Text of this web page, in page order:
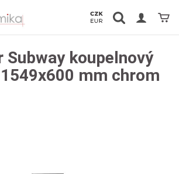
Vyhledávání Košík
Subway koupelnový
mm chrom